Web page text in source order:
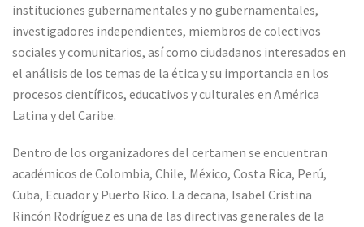
instituciones gubernamentales y no gubernamentales,
investigadores independientes, miembros de colectivos
sociales y comunitarios, así como ciudadanos interesados en
el análisis de los temas de la ética y su importancia en los
procesos científicos, educativos y culturales en América
Latina y del Caribe.
Dentro de los organizadores del certamen se encuentran
académicos de Colombia, Chile, México, Costa Rica, Perú,
Cuba, Ecuador y Puerto Rico. La decana, Isabel Cristina
Rincón Rodríguez es una de las directivas generales de la